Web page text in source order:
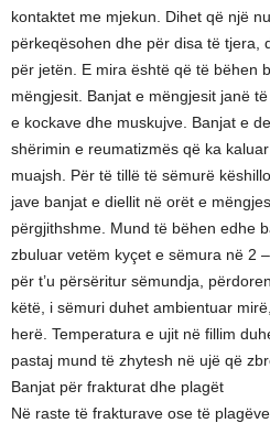
kontaktet me mjekun. Dihet që një
përkeqësohen dhe për disa të tjera,
për jetën. E mira është që të bëhen
mëngjesit. Banjat e mëngjesit janë
e kockave dhe muskujve. Banjat e
shërimin e reumatizmës që ka
muajsh. Për të tillë të sëmurë
jave banjat e diellit në orët e
përgjithshme. Mund të bëhen edhe
zbuluar vetëm kyçet e sëmura në 2
për t’u përsëritur sëmundja,
këtë, i sëmuri duhet ambientuar
herë. Temperatura e ujit në fillim
pastaj mund të zhytesh në ujë që
Banjat për frakturat dhe plagët
Në raste të frakturave ose të